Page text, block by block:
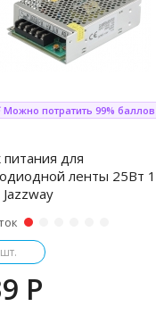
Можно потратить 99% баллов
питания для
ленты 25Вт
шт.
P